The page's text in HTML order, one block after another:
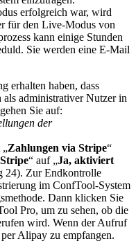
erfolgreich war, wird
für den Live-Modus von
kann einige Stunden
Sie werden eine E-Mail
erhalten haben, dass
administrativer Nutzer in
Sie auf:
der
„Zahlungen via Stripe“
“ auf „Ja, aktiviert
24). Zur Endkontrolle
im ConfTool-System
Dann klicken Sie
Pro, um zu sehen, ob die
wird. Wenn der Aufruf
Alipay zu empfangen.